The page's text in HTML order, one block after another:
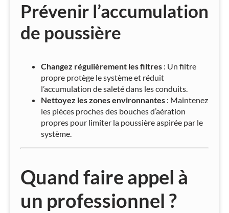
Prévenir l’accumulation
de poussière
Changez régulièrement les filtres : Un filtre
propre protège le système et réduit
l’accumulation de saleté dans les conduits.
Nettoyez les zones environnantes : Maintenez
les pièces proches des bouches d’aération
propres pour limiter la poussière aspirée par le
système.
Quand faire appel à
un professionnel ?